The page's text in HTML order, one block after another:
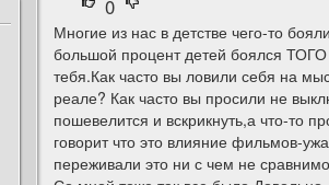
0
Многие из нас в детстве чего-то
большой процент детей боялся ТОГО
тебя.Как часто вы ловили себя на
реале? Как часто вы просили не
пошевелится и вскрикнуть,а что-то
говорит что это влияние фильмов-
переживали это ни с чем не